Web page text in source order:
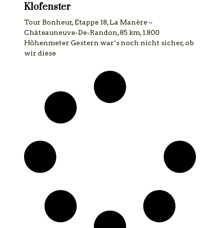
Klofenster
Tour Bonheur, Etappe 18, La Manère –
Châteauneuve-De-Randon, 85 km, 1.800
Höhenmeter Gestern war‘s noch nicht sicher, ob
wir diese